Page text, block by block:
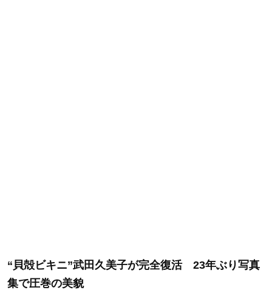
“貝殻ビキニ”武田久美子が完全復活 23年ぶり写真
集で圧巻の美貌